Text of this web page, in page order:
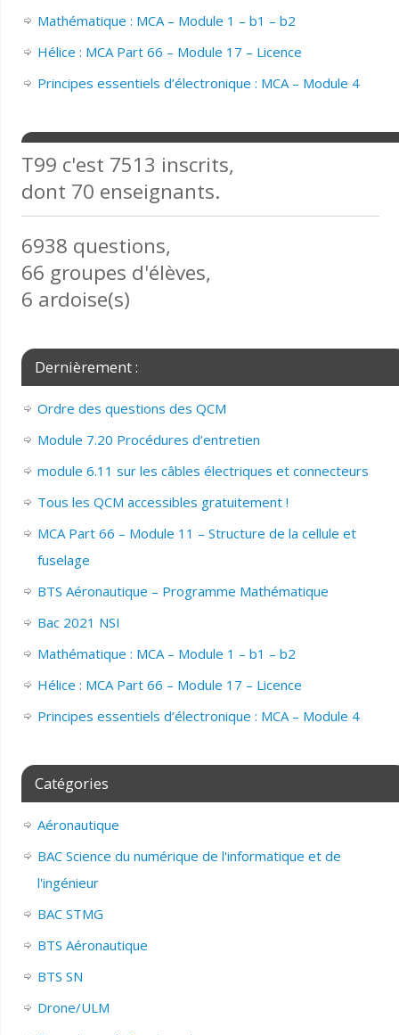
Mathématique : MCA – Module 1 – b1 – b2
Hélice : MCA Part 66 – Module 17 – Licence
Principes essentiels d’électronique : MCA – Module 4
T99 c'est 7513 inscrits,
dont 70 enseignants.
6938 questions,
66 groupes d'élèves,
6 ardoise(s)
Dernièrement :
Ordre des questions des QCM
Module 7.20 Procédures d’entretien
module 6.11 sur les câbles électriques et connecteurs
Tous les QCM accessibles gratuitement !
MCA Part 66 – Module 11 – Structure de la cellule et
fuselage
BTS Aéronautique – Programme Mathématique
Bac 2021 NSI
Mathématique : MCA – Module 1 – b1 – b2
Hélice : MCA Part 66 – Module 17 – Licence
Principes essentiels d’électronique : MCA – Module 4
Catégories
Aéronautique
BAC Science du numérique de l'informatique et de
l'ingénieur
BAC STMG
BTS Aéronautique
BTS SN
Drone/ULM